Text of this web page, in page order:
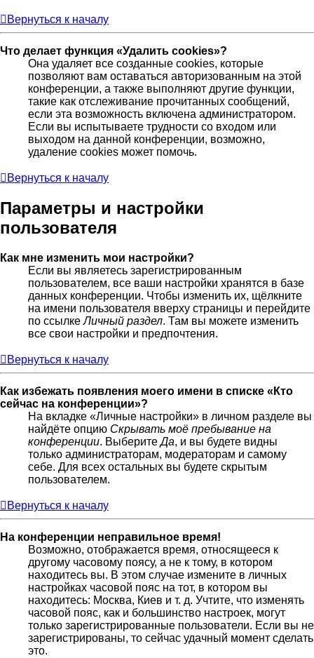
Вернуться к началу
Что делает функция «Удалить cookies»?
Она удаляет все созданные cookies, которые
позволяют вам оставаться авторизованным на этой
конференции, а также выполняют другие функции,
такие как отслеживание прочитанных сообщений,
если эта возможность включена администратором.
Если вы испытываете трудности со входом или
выходом на данной конференции, возможно,
удаление cookies может помочь.
Вернуться к началу
Параметры и настройки
пользователя
Как мне изменить мои настройки?
Если вы являетесь зарегистрированным
пользователем, все ваши настройки хранятся в базе
данных конференции. Чтобы изменить их, щёлкните
на имени пользователя вверху страницы и перейдите
по ссылкеЛичный раздел. Там вы можете изменить
все свои настройки и предпочтения.
Вернуться к началу
Как избежать появления моего имени в списке «Кто
сейчас на конференции»?
На вкладке «Личные настройки» в личном разделе вы
найдёте опцию Скрывать моё пребывание на
конференции. ВыберитеДа, и вы будете видны
только администраторам, модераторам и самому
себе. Для всех остальных вы будете скрытым
пользователем.
Вернуться к началу
На конференции неправильное время!
Возможно, отображается время, относящееся к
другому часовому поясу, а не к тому, в котором
находитесь вы. В этом случае измените в личных
настройках часовой пояс на тот, в котором вы
находитесь: Москва, Киев и т. д. Учтите, что изменять
часовой пояс, как и большинство настроек, могут
только зарегистрированные пользователи. Если вы не
зарегистрированы, то сейчас удачный момент сделать
это.